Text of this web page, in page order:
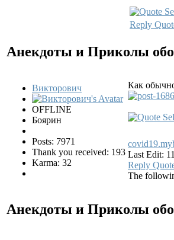
Reply
Анекдоты и Приколы
Викторович
OFFLINE
Боярин
Posts: 7971
Thank you received: 193
Karma: 32
Как
Last Edit:
Reply
The
Анекдоты и Приколы